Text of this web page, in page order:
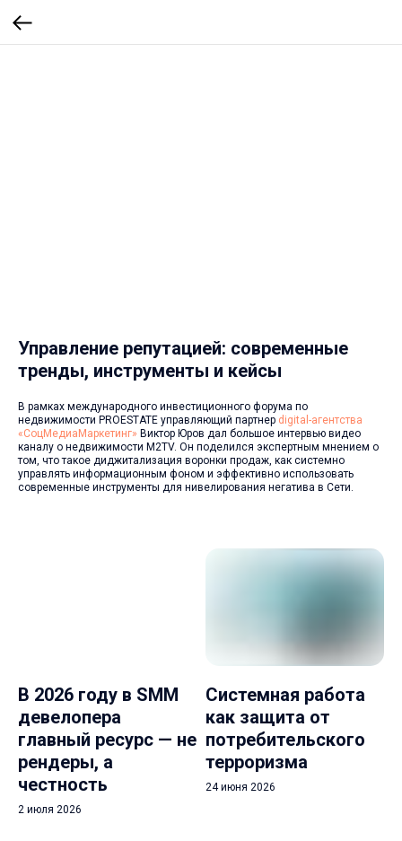
Управление репутацией: современные
тренды, инструменты и кейсы
В рамках международного инвестиционного форума по
недвижимости PROESTATE управляющий партнер digital-агентства
«СоцМедиаМаркетинг» Виктор Юров дал большое интервью видео
каналу о недвижимости M2TV. Он поделился экспертным мнением о
том, что такое диджитализация воронки продаж, как системно
управлять информационным фоном и эффективно использовать
современные инструменты для нивелирования негатива в Сети.
В 2026 году в SMM
девелопера
главный ресурс — не
рендеры, а
честность
2 июля 2026
Системная работа
как защита от
потребительского
терроризма
24 июня 2026